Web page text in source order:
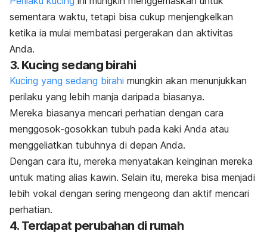
sementara waktu, tetapi bisa cukup menjengkelkan
ketika ia mulai membatasi pergerakan dan aktivitas
Anda.
3. Kucing sedang birahi
Kucing yang sedang birahi mungkin akan menunjukkan
perilaku yang lebih manja daripada biasanya.
Mereka biasanya mencari perhatian dengan cara
menggosok-gosokkan tubuh pada kaki Anda atau
menggeliatkan tubuhnya di depan Anda.
Dengan cara itu, mereka menyatakan keinginan mereka
untuk mating alias kawin. Selain itu, mereka bisa menjadi
lebih vokal dengan sering mengeong dan aktif mencari
perhatian.
4. Terdapat perubahan di rumah